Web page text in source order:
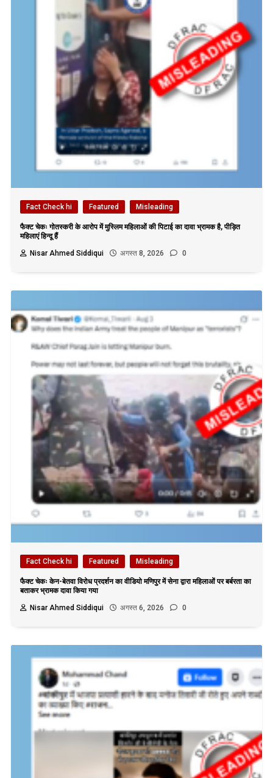
Fact Check hi Featured Misleading
फैक्ट चेकः गोतस्करी के आरोप में मुस्लिम महिलाओं की पिटाई का दावा भ्रामक है, पीड़ित
महिलाएं हिन्दू हैं
Nisar Ahmed Siddiqui
अगस्त 8, 2026 0
Fact Check hi Featured Misleading
फैक्ट चेकः केन-बेतवा विरोध प्रदर्शन का वीडियो मणिपुर में सेना द्वारा महिलाओं पर बर्बरता का
बताकर भ्रामक दावा किया गया
Nisar Ahmed Siddiqui
अगस्त 6, 2026 0